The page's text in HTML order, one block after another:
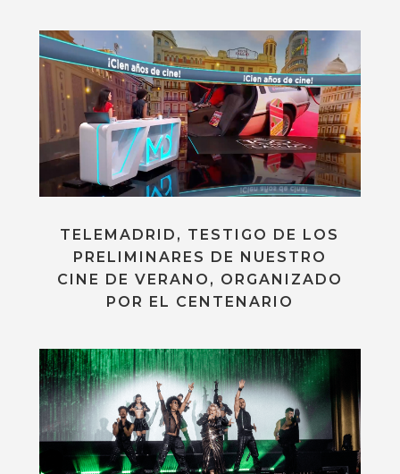
TELEMADRID, TESTIGO DE LOS
PRELIMINARES DE NUESTRO
CINE DE VERANO, ORGANIZADO
POR EL CENTENARIO